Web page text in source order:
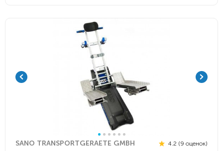
SANO TRANSPORTGERAETE GMBH 4.2 (9 оценок)